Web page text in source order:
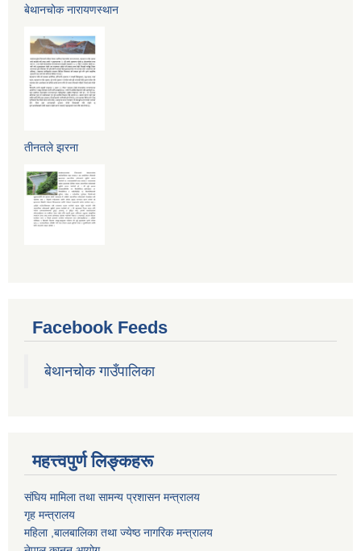
बेथानचोक नारायणस्थान
तीनतले झरना
Facebook Feeds
बेथानचोक गाउँपालिका
महत्त्वपुर्ण लिङ्कहरू
संघिय मामिला तथा सामन्य प्रशासन मन्त्रालय
गृह मन्त्रालय
महिला ,बालबालिका तथा ज्येष्ठ नागरिक मन्त्रालय